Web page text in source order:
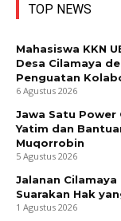
TOP NEWS
Mahasiswa KKN
Desa Cilamaya
Penguatan
6 Agustus 2026
Jawa Satu Power
Yatim dan
Muqorrobin
5 Agustus 2026
Jalanan
Suarakan Hak
1 Agustus 2026